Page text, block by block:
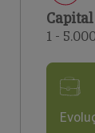
1 -